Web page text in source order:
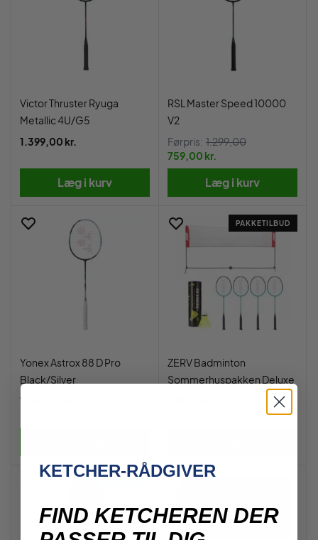
Victor Thruster Ryuga
Metallic 4U/G5
1.399,00 kr.
Læg i kurv
RSL Master Speed 10000
V2
Førpris: 1.299,00
759,00 kr.
Læg i kurv
Yonex Astrox 88 D Pro
Black/Silver
1.649,00 kr.
PAKKETILBUD
ZERV Badminton
Sommerhuspakken Deluxe
KETCHER-RÅDGIVER
FIND KETCHEREN DER